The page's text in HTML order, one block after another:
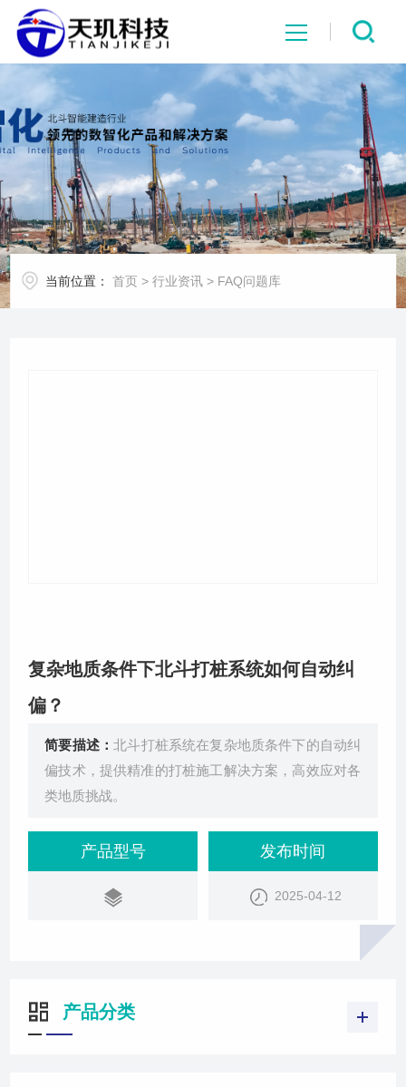
网站首页
系统中心
解决方案
项目案例
当前位置： 首页 >行业资讯 > FAQ问题库
复杂地质条件下北斗打桩系统如何自动纠
偏？
简要描述：北斗打桩系统在复杂地质条件下的自动纠
偏技术，提供精准的打桩施工解决方案，高效应对各
类地质挑战。
产品型号 发布时间
2025-04-12
产品分类